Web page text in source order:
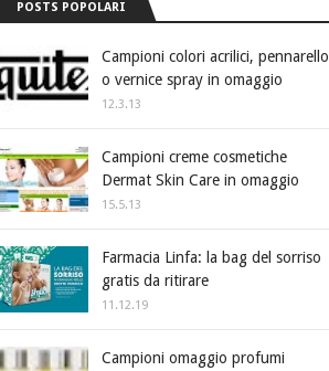
POSTS POPOLARI
Campioni colori acrilici, pennarello
o vernice spray in omaggio
12.3.13
Campioni creme cosmetiche
Dermat Skin Care in omaggio
15.5.13
Farmacia Linfa: la bag del sorriso
gratis da ritirare
11.12.19
Campioni omaggio profumi